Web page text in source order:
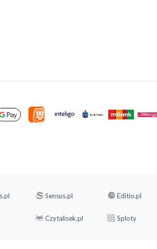
Sensus.pl Editio.pl
Czytalisek.pl Sploty